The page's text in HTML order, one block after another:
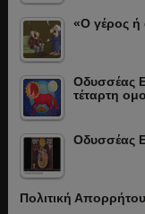
«Ο γέρος ή
Οδυσσέας
τέταρτη
Οδυσσέας
Πολιτική Απορρήτου